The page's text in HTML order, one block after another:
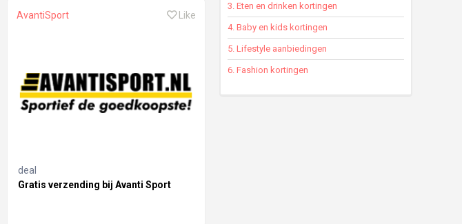
AvantiSport Like
deal
Gratis verzending bij Avanti Sport
3. Eten en drinken kortingen
4. Baby en kids kortingen
5. Lifestyle aanbiedingen
6. Fashion kortingen